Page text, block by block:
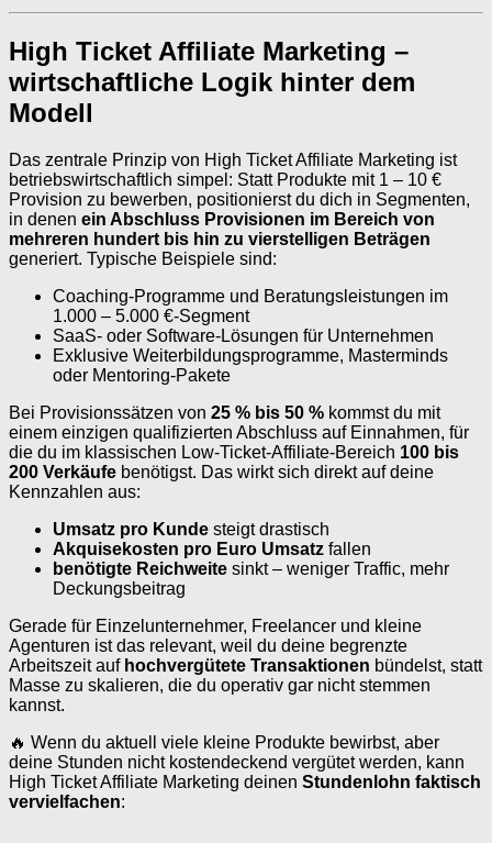
High Ticket Affiliate Marketing –
wirtschaftliche Logik hinter dem
Modell
Das zentrale Prinzip von High Ticket Affiliate Marketing ist
betriebswirtschaftlich simpel: Statt Produkte mit 1 – 10 €
Provision zu bewerben, positionierst du dich in Segmenten,
in denen ein Abschluss Provisionen im Bereich von
mehreren hundert bis hin zu vierstelligen Beträgen
generiert. Typische Beispiele sind:
Coaching-Programme und Beratungsleistungen im
1.000 – 5.000 €-Segment
SaaS- oder Software-Lösungen für Unternehmen
Exklusive Weiterbildungsprogramme, Masterminds
oder Mentoring-Pakete
Bei Provisionssätzen von 25 % bis 50 % kommst du mit
einem einzigen qualifizierten Abschluss auf Einnahmen, für
die du im klassischen Low-Ticket-Affiliate-Bereich 100 bis
200 Verkäufe benötigst. Das wirkt sich direkt auf deine
Kennzahlen aus:
Umsatz pro Kunde steigt drastisch
Akquisekosten pro Euro Umsatz fallen
benötigte Reichweite sinkt – weniger Traffic, mehr
Deckungsbeitrag
Gerade für Einzelunternehmer, Freelancer und kleine
Agenturen ist das relevant, weil du deine begrenzte
Arbeitszeit auf hochvergütete Transaktionen bündelst, statt
Masse zu skalieren, die du operativ gar nicht stemmen
kannst.
🔥 Wenn du aktuell viele kleine Produkte bewirbst, aber
deine Stunden nicht kostendeckend vergütet werden, kann
High Ticket Affiliate Marketing deinen Stundenlohn faktisch
vervielfachen: